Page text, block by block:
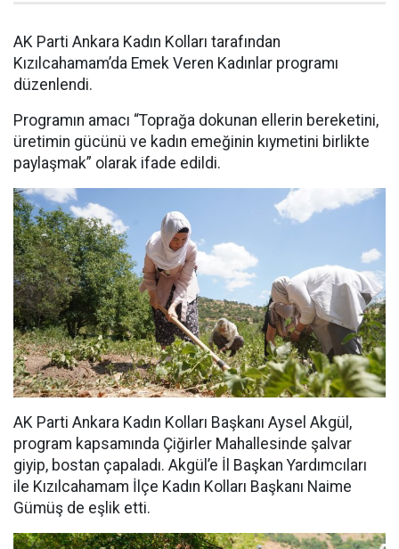
AK Parti Ankara Kadın Kolları tarafından
Kızılcahamam’da Emek Veren Kadınlar programı
düzenlendi.
Programın amacı “Toprağa dokunan ellerin bereketini,
üretimin gücünü ve kadın emeğinin kıymetini birlikte
paylaşmak” olarak ifade edildi.
AK Parti Ankara Kadın Kolları Başkanı Aysel Akgül,
program kapsamında Çiğirler Mahallesinde şalvar
giyip, bostan çapaladı. Akgül’e İl Başkan Yardımcıları
ile Kızılcahamam İlçe Kadın Kolları Başkanı Naime
Gümüş de eşlik etti.